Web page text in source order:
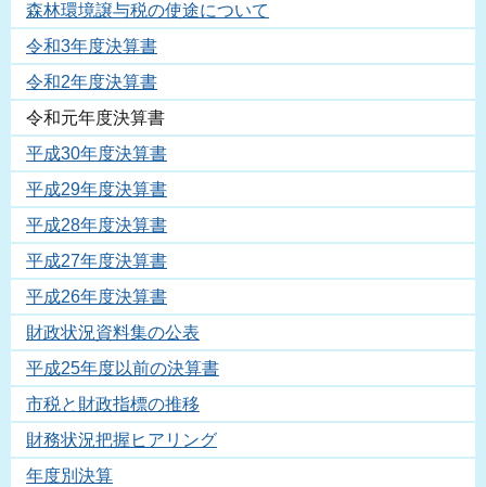
森林環境譲与税の使途について
令和3年度決算書
令和2年度決算書
令和元年度決算書
平成30年度決算書
平成29年度決算書
平成28年度決算書
平成27年度決算書
平成26年度決算書
財政状況資料集の公表
平成25年度以前の決算書
市税と財政指標の推移
財務状況把握ヒアリング
年度別決算